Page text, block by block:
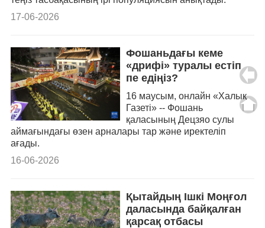
17-06-2026
Фошаньдағы кеме
«дрифі» туралы естіп
пе едіңіз?
16 маусым, онлайн «Халық
Газеті» -- Фошань
қаласының Децзяо сулы
аймағындағы өзен арналары тар және иректеліп
ағады.
16-06-2026
Қытайдың Ішкі Моңғол
даласында байқалған
қарсақ отбасы